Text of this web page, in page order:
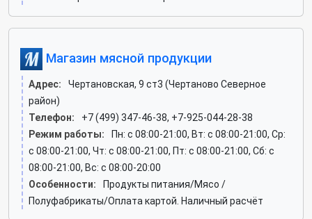
Магазин мясной продукции
Адрес:
Чертановская, 9 ст3 (Чертаново Северное
район)
Телефон:
+7 (499) 347-46-38, +7-925-044-28-38
Режим работы:
Пн: c 08:00-21:00, Вт: c 08:00-21:00, Ср:
c 08:00-21:00, Чт: c 08:00-21:00, Пт: c 08:00-21:00, Сб: c
08:00-21:00, Вс: c 08:00-20:00
Особенности:
Продукты питания/Мясо /
Полуфабрикаты/Оплата картой. Наличный расчёт